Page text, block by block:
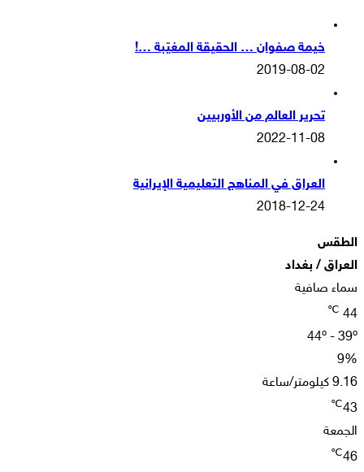
خيمة صفوان … الحقيقة المغيّبة …!
2019-08-02
تحرير العالم من الأوربيين
2022-11-08
العراق في المناهج التعليمية الإيرانية
2018-12-24
الطقس
العراق / بغداد
سماء صافية
44
℃
44º - 39º
9%
9.16 كيلومتر/ساعة
43
℃
الجمعة
46
℃